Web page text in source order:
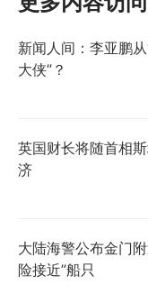
新闻人间：李亚鹏
大侠”？
英国财长将随首相
济
大陆海警公布金门
险接近”船只